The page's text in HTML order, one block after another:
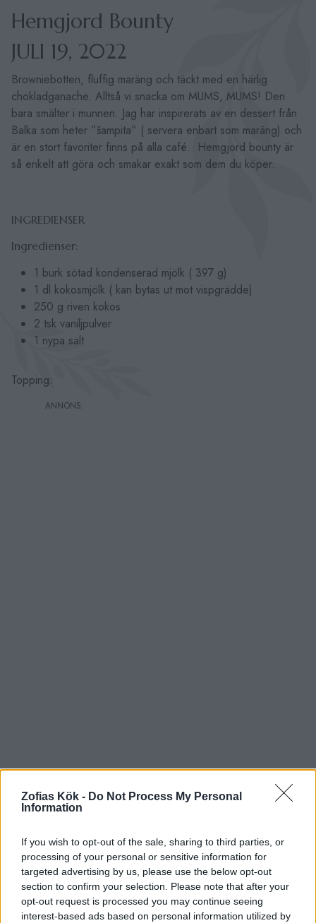
Zofias Kök - Do Not Process My Personal
Information
If you wish to opt-out of the sale, sharing to third parties, or
processing of your personal or sensitive information for
targeted advertising by us, please use the below opt-out
section to confirm your selection. Please note that after your
opt-out request is processed you may continue seeing
interest-based ads based on personal information utilized by
Hemgjord Bounty
JULI 19, 2022
Browniebotten, fluffig maräng och täckt med en härlig
chokladganache. Alltså vi snacka om MUMS, MUMS! Den
bara smälter i munnen. Jag har inspirerats av en dessert från
Balka som heter ”šampita” ( servera enbart som maräng) och
är en stort favoriter finns på alla café. Hemgjord bounty är
så enkelt att göra och smakar exakt som dem du köper.
INGREDIENSER
Ingredienser:
1 burk sötad kondenserad mjölk ( 397 g)
1 dl kokosmjölk ( kan bytas ut mot vispgrädde)
250 g riven kokos
2 tsk vaniljpulver
1 nypa salt
Topping:
200 g mörk choklad 70% eller mjölk choklad
2 tsk kokosolja eller rapsolja
Riven kokos